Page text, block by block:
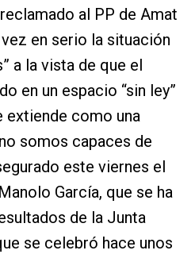
al PP de Amat
en serio la situación
a la vista de que el
en un espacio “sin ley”
extiende como una
somos capaces de
este viernes el
García, que se ha
de la Junta
se celebró hace unos